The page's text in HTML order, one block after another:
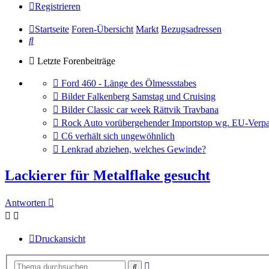
Registrieren
Startseite Foren-Übersicht Markt Bezugsadressen
Suche
Letzte Forenbeiträge
Gehe
zum
letzten
Beitrag
Ford 460 - Länge des Ölmessstabes
Gehe
zum
letzten
Beitrag
Bilder Falkenberg Samstag und Cruising
Gehe
zum
letzten
Beitrag
Bilder Classic car week Rättvik Travbana
Gehe
zum
letzten
Beitrag
Rock Auto vorübergehender Importstop wg. EU-
Gehe
zum
letzten
C6 verhält sich ungewöhnlich
Gehe
letzten
Beitrag
Lenkrad abziehen, welches Gewinde?
Lackierer für Metalflake gesucht
Antworten
Druckansicht
Suche